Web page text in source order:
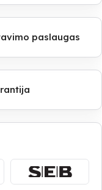
paslaugas